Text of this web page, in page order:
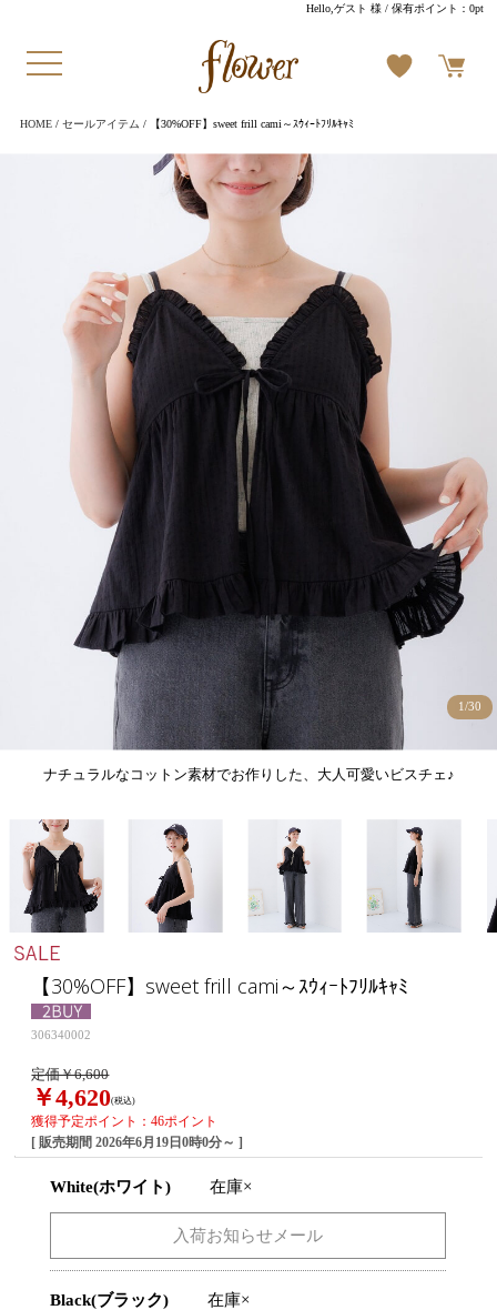
Hello,ゲスト 様 / 保有ポイント：0pt
HOME/ セールアイテム / 【30%OFF】sweet frill cami～ｽｳｨｰﾄﾌﾘﾙｷｬﾐ
ナチュラルなコットン素材でお作りした、大人可愛いビスチェ♪
1/30
【30%OFF】sweet frill cami～ｽｳｨｰﾄﾌﾘﾙｷｬﾐ
306340002
定価￥6,600
￥4,620(税込)
獲得予定ポイント：46ポイント
[ 販売期間2026年6月19日0時0分～ ]
White(ホワイト) 在庫×
Black(ブラック) 在庫×